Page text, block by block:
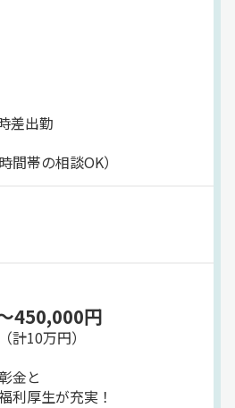
が可能です！
ため、
定しています！
スも
ーとして
します。
差出勤
帯の相談OK）
450,000円
10万円）
金と
利厚生が充実！